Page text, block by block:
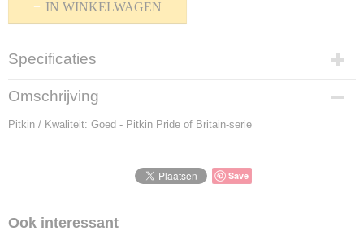
IN WINKELWAGEN
Specificaties
Productcode
P-803387
Bruto gewicht
Omschrijving
Pitkin / Kwaliteit: Goed - Pitkin Pride of Britain-serie
Save
Ook interessant